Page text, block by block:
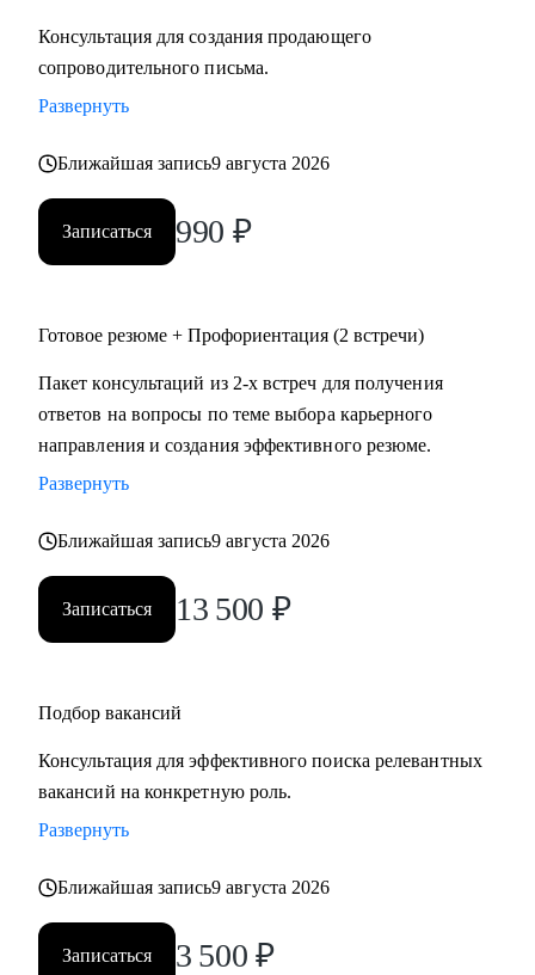
Консультация для создания продающего
сопроводительного письма.
Развернуть
Ближайшая запись9 августа 2026
Записаться 990 ₽
Готовое резюме + Профориентация (2 встречи)
Пакет консультаций из 2-х встреч для получения
ответов на вопросы по теме выбора карьерного
направления и создания эффективного резюме.
Развернуть
Ближайшая запись9 августа 2026
Записаться 13 500 ₽
Подбор вакансий
Консультация для эффективного поиска релевантных
вакансий на конкретную роль.
Развернуть
Ближайшая запись9 августа 2026
Записаться 3 500 ₽